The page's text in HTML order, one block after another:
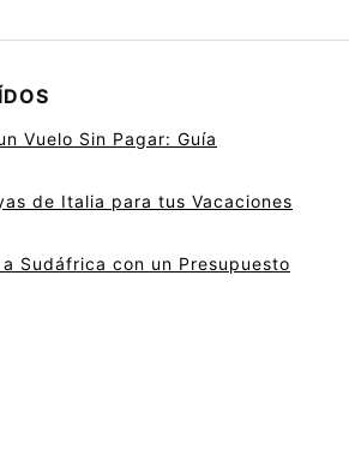
Vuelo Sin Pagar: Guía
de Italia para tus Vacaciones
Sudáfrica con un Presupuesto